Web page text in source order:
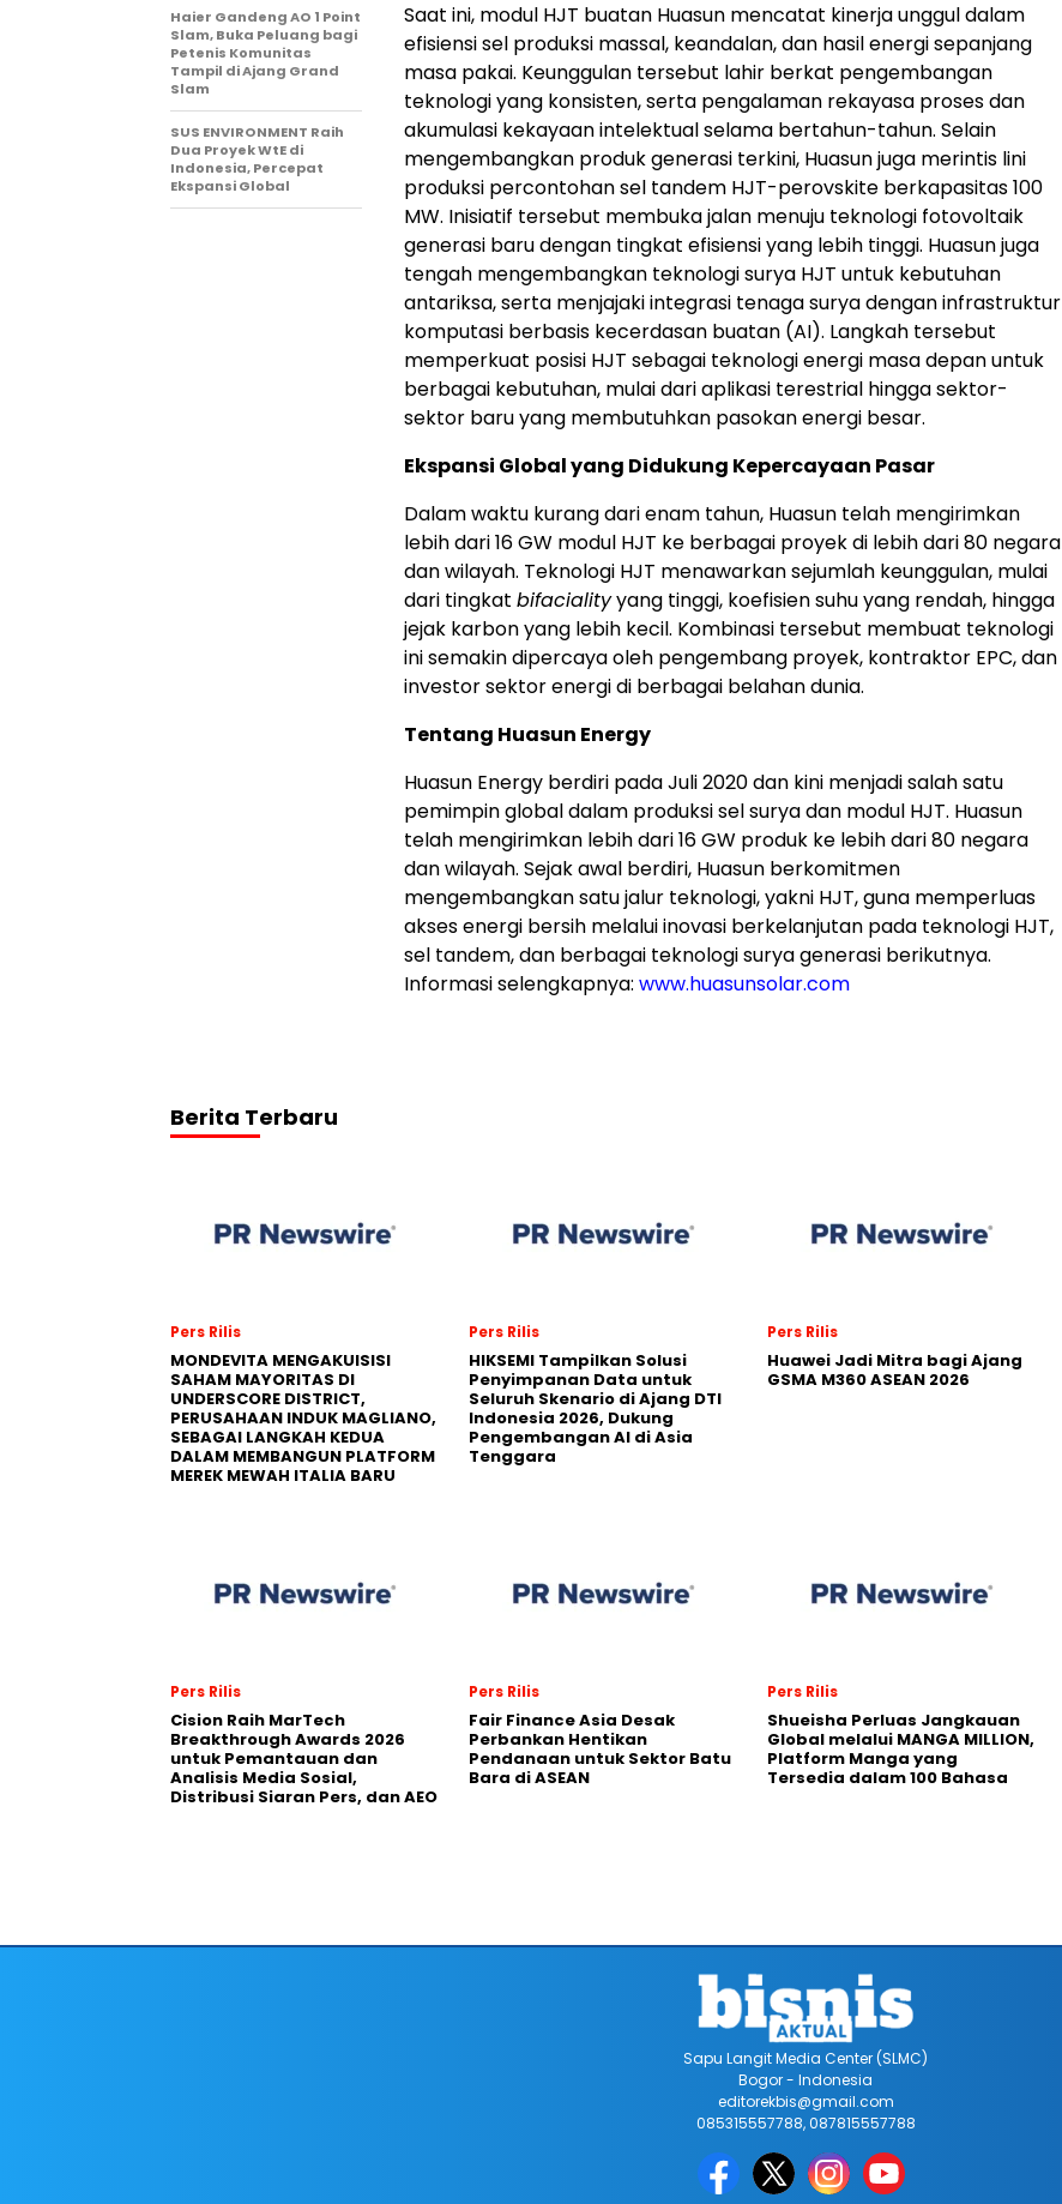
Saat ini, modul HJT buatan Huasun mencatat kinerja unggul dalam
efisiensi sel produksi massal, keandalan, dan hasil energi sepanjang
masa pakai. Keunggulan tersebut lahir berkat pengembangan
teknologi yang konsisten, serta pengalaman rekayasa proses dan
akumulasi kekayaan intelektual selama bertahun-tahun. Selain
mengembangkan produk generasi terkini, Huasun juga merintis lini
produksi percontohan sel tandem HJT-perovskite berkapasitas 100
MW. Inisiatif tersebut membuka jalan menuju teknologi fotovoltaik
generasi baru dengan tingkat efisiensi yang lebih tinggi. Huasun juga
tengah mengembangkan teknologi surya HJT untuk kebutuhan
antariksa, serta menjajaki integrasi tenaga surya dengan infrastruktur
komputasi berbasis kecerdasan buatan (AI). Langkah tersebut
memperkuat posisi HJT sebagai teknologi energi masa depan untuk
berbagai kebutuhan, mulai dari aplikasi terestrial hingga sektor-
sektor baru yang membutuhkan pasokan energi besar.
Ekspansi Global yang Didukung Kepercayaan Pasar
Dalam waktu kurang dari enam tahun, Huasun telah mengirimkan
lebih dari 16 GW modul HJT ke berbagai proyek di lebih dari 80 negara
dan wilayah. Teknologi HJT menawarkan sejumlah keunggulan, mulai
dari tingkat bifacialityyang tinggi, koefisien suhu yang rendah, hingga
jejak karbon yang lebih kecil. Kombinasi tersebut membuat teknologi
ini semakin dipercaya oleh pengembang proyek, kontraktor EPC, dan
investor sektor energi di berbagai belahan dunia.
Tentang Huasun Energy
Huasun Energy berdiri pada Juli 2020 dan kini menjadi salah satu
pemimpin global dalam produksi sel surya dan modul HJT. Huasun
telah mengirimkan lebih dari 16 GW produk ke lebih dari 80 negara
dan wilayah. Sejak awal berdiri, Huasun berkomitmen
mengembangkan satu jalur teknologi, yakni HJT, guna memperluas
akses energi bersih melalui inovasi berkelanjutan pada teknologi HJT,
sel tandem, dan berbagai teknologi surya generasi berikutnya.
Informasi selengkapnya: www.huasunsolar.com
Haier Gandeng AO 1 Point
Slam, Buka Peluang bagi
Petenis Komunitas
Tampil di Ajang Grand
Slam
SUS ENVIRONMENT Raih
Dua Proyek WtE di
Indonesia, Percepat
Ekspansi Global
Berita Terbaru
Pers Rilis
MONDEVITA MENGAKUISISI
SAHAM MAYORITAS DI
UNDERSCORE DISTRICT,
PERUSAHAAN INDUK MAGLIANO,
SEBAGAI LANGKAH KEDUA
DALAM MEMBANGUN PLATFORM
MEREK MEWAH ITALIA BARU
Pers Rilis
HIKSEMI Tampilkan Solusi
Penyimpanan Data untuk
Seluruh Skenario di Ajang DTI
Indonesia 2026, Dukung
Pengembangan AI di Asia
Tenggara
Pers Rilis
Huawei Jadi Mitra bagi Ajang
GSMA M360 ASEAN 2026
Pers Rilis
Cision Raih MarTech
Breakthrough Awards 2026
untuk Pemantauan dan
Analisis Media Sosial,
Distribusi Siaran Pers, dan AEO
Pers Rilis
Fair Finance Asia Desak
Perbankan Hentikan
Pendanaan untuk Sektor Batu
Bara di ASEAN
Pers Rilis
Shueisha Perluas Jangkauan
Global melalui MANGA MILLION,
Platform Manga yang
Tersedia dalam 100 Bahasa
Sapu Langit Media Center (SLMC)
Bogor - Indonesia
editorekbis@gmail.com
085315557788, 087815557788